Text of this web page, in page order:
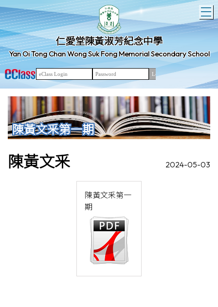
仁愛堂陳黃淑芳紀念中學
Yan Oi Tong Chan Wong Suk Fong Memorial Secondary School
陳黃文釆第一期
陳黃文釆 2024-05-03
陳黃文釆第一
期